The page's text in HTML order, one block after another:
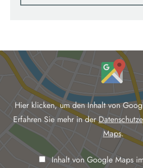
I
Hier klicken, um den Inhalt von
Erfahren Sie mehr in der
Maps.
Inhalt von Google Maps